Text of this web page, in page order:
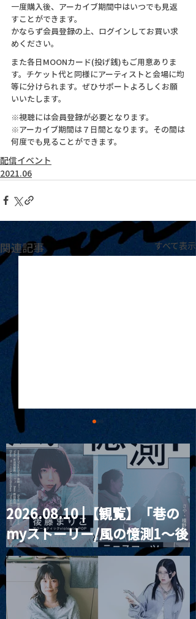
一度購入後、アーカイブ期間中はいつでも見返
すことができます。
かならず会員登録の上、ログインしてお買い求
めください。
また各日MOONカード(投げ銭)もご用意ありま
す。チケット代と同様にアーティストと会場に均
等に分けられます。ぜひサポートよろしくお願
いいたします。
※視聴には会員登録が必要となります。
※アーカイブ期間は７日間となります。その間は
何度でも見ることができます。
配信イベント
2021.06
関連記事 すべて表示
月見ルの名物メニュー、
台湾のソウルフード魯肉
飯。話題のあの味が真空
パックになって登場！
2026.08.10 |【観覧】「巷の
myストーリー/風の憶測1～後
藤まりこアコースティック
violence POPとテニスコー
ツ」